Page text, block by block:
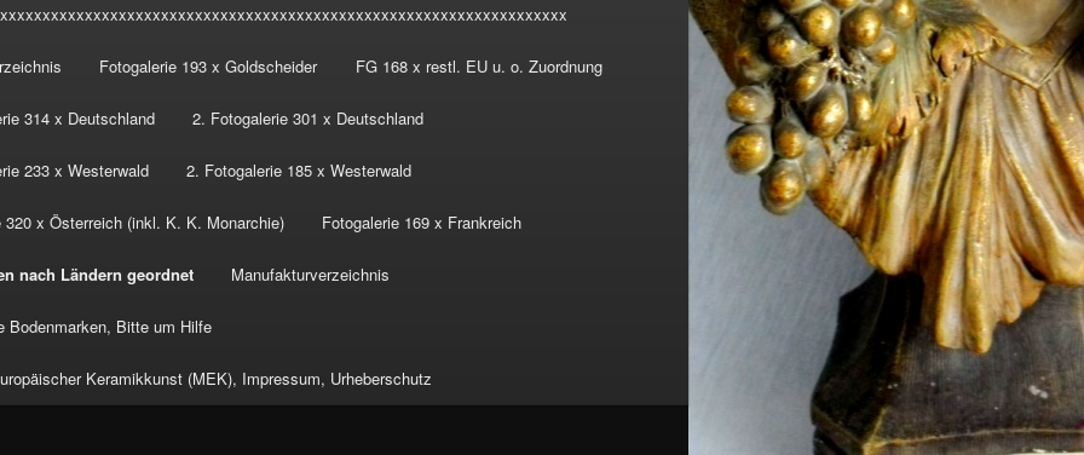
Fotogalerie 193 x Goldscheider FG 168 x restl. EU u. o. Zuordnung
314 x Deutschland 2. Fotogalerie 301 x Deutschland
233 x Westerwald 2. Fotogalerie 185 x Westerwald
320 x Österreich (inkl. K. K. Monarchie) Fotogalerie 169 x Frankreich
nach Ländern geordnet Manufakturverzeichnis
Bodenmarken, Bitte um Hilfe
Keramikkunst (MEK), Impressum, Urheberschutz